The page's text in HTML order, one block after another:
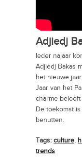
Adjiedj
Ieder najaar
Adjiedj Bakas
het nieuwe
Jaar van het
charme
De toekomst
benutten.
Tags: culture,
trends